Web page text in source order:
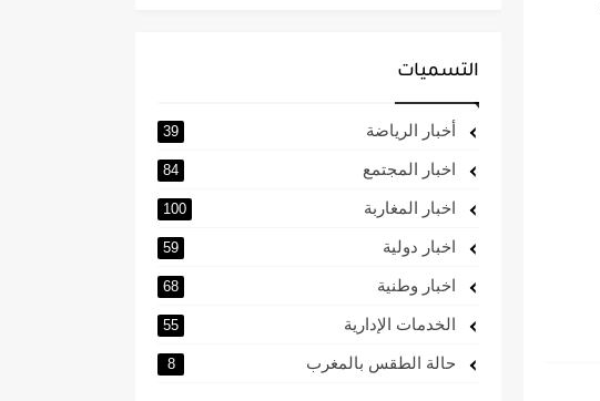
التسميات
أخبار الرياضة 39
اخبار المجتمع 84
اخبار المغاربة 100
اخبار دولية 59
اخبار وطنية 68
الخدمات الإدارية 55
حالة الطقس بالمغرب 8